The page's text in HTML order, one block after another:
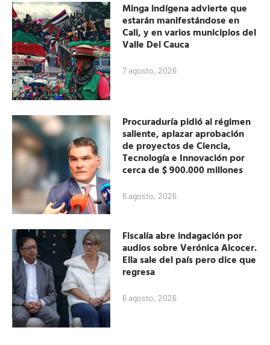
Minga indígena advierte que
estarán manifestándose en
Cali, y en varios municipios del
Valle Del Cauca
7 agosto, 2026
Procuraduría pidió al régimen
saliente, aplazar aprobación
de proyectos de Ciencia,
Tecnología e Innovación por
cerca de $ 900.000 millones
6 agosto, 2026
Fiscalía abre indagación por
audios sobre Verónica Alcocer.
Ella sale del país pero dice que
regresa
6 agosto, 2026